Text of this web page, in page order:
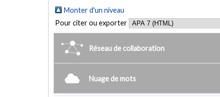
Monter d'un niveau
Pour citer ou exporter
Réseau de collaboration
Nuage de mots